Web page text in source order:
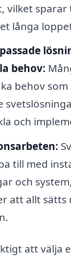
vilket sparar
långa
behov:
behov
och
till med
och
att allt
att välja